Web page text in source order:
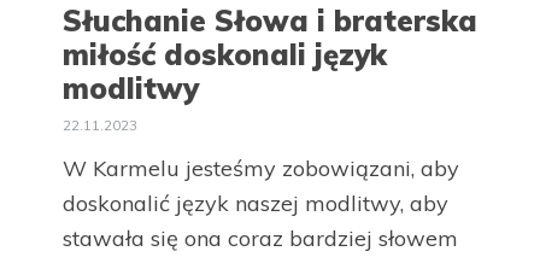
Słuchanie Słowa i braterska
miłość doskonali język
modlitwy
22.11.2023
W Karmelu jesteśmy zobowiązani, aby
doskonalić język naszej modlitwy, aby
stawała się ona coraz bardziej słowem